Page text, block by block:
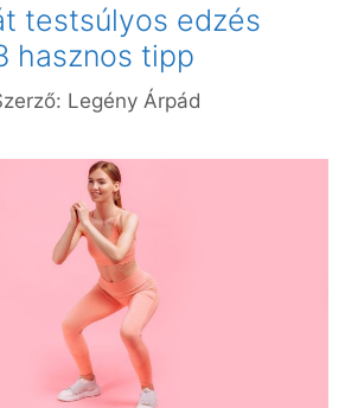
testsúlyos edzés
hasznos tipp
Legény Árpád